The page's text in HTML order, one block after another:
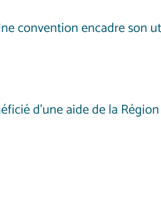
convention encadre son
d’une aide de la